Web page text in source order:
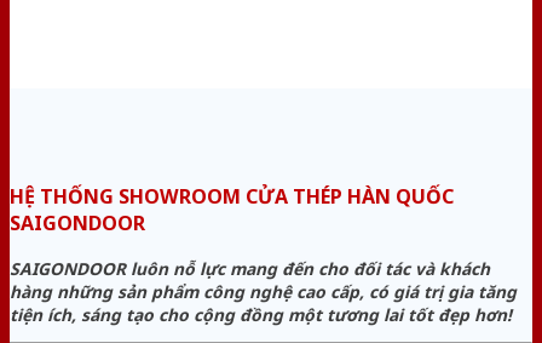
HỆ THỐNG SHOWROOM CỬA THÉP HÀN QUỐC
SAIGONDOOR
SAIGONDOOR luôn nỗ lực mang đến cho đối tác và khách
hàng những sản phẩm công nghệ cao cấp, có giá trị gia tăng
tiện ích, sáng tạo cho cộng đồng một tương lai tốt đẹp hơn!